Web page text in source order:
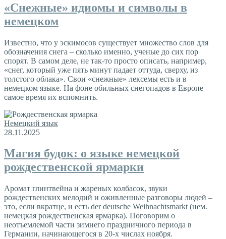
«Снежные» идиомы и символы в
немецком
Известно, что у эскимосов существует множество слов для
обозначения снега – сколько именно, ученые до сих пор
спорят. В самом деле, не так-то просто описать, например,
«снег, который уже пять минут падает оттуда, сверху, из
толстого облака». Свои «снежные» лексемы есть и в
немецком языке. На фоне обильных снегопадов в Европе
самое время их вспомнить.
Немецкий язык
28.11.2025
Магия будок: о языке немецкой
рождественской ярмарки
Аромат глинтвейна и жареных колбасок, звуки
рождественских мелодий и оживленные разговоры людей –
это, если вкратце, и есть der deutsche Weihnachtsmarkt (нем.
немецкая рождественская ярмарка). Поговорим о
неотъемлемой части зимнего праздничного периода в
Германии, начинающегося в 20-х числах ноября.